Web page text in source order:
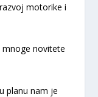
motorike i
mnoge novitete
planu nam je